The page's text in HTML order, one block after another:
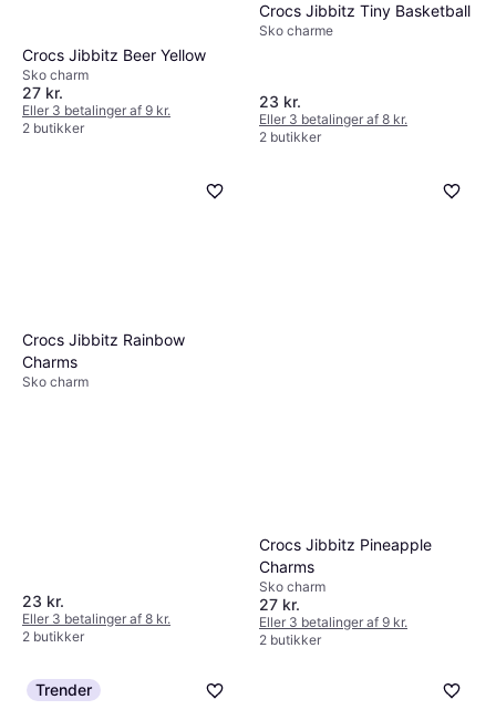
Crocs Jibbitz Beer Yellow
Sko charm
27 kr.
Eller 3 betalinger af 9 kr.
2 butikker
Crocs Jibbitz Tiny Basketball
Sko charme
23 kr.
Eller 3 betalinger af 8 kr.
2 butikker
Crocs Jibbitz Rainbow
Charms
Sko charm
23 kr.
Eller 3 betalinger af 8 kr.
2 butikker
Crocs Jibbitz Pineapple
Charms
Sko charm
27 kr.
Eller 3 betalinger af 9 kr.
2 butikker
Trender